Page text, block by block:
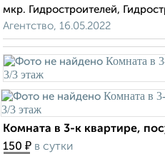
мкр. Гидростроителей,
Агентство, 16.05.2022
Комната в 3-к квартире,
150 ₽ в сутки